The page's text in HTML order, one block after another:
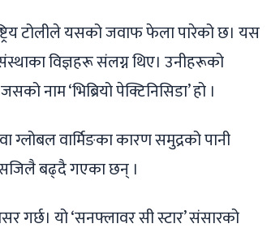
टोलीले यसको जवाफ फेला पारेको छ। यस
विज्ञहरू संलग्न थिए। उनीहरूको
नाम ‘भिब्रियो पेक्टिनिसिडा’ हो ।
ग्लोबल वार्मिङका कारण समुद्रको पानी
सजिलै बढ्दै गएका छन् ।
गर्छ। यो ‘सनफ्लावर सी स्टार’ संसारको